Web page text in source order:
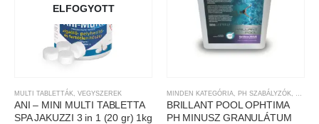
ELFOGYOTT
MULTI TABLETTÁK VEGYSZEREK
ANI – MINI MULTI TABLETTA
SPA JAKUZZI 3 in 1 (20 gr) 1kg
MINDEN KATEGÓRIA PH SZABÁLYZÓK
BRILLANT POOL OPHTIMA
PH MINUSZ GRANULÁTUM